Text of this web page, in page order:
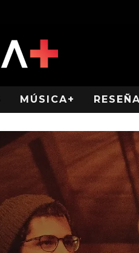
MÚSICA+